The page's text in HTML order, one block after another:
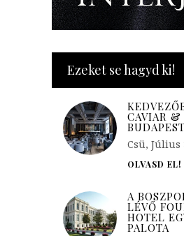
Ezeket se hagyd ki!
CAVIAR
Csü, Július
OLVASD EL!
A
LÉVŐ
HOTEL
PALOTA